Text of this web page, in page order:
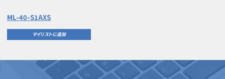
ML-40-S1AXS
マイリストに追加